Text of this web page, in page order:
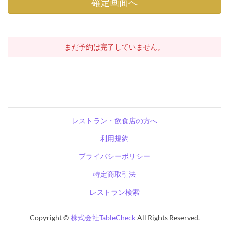
まだ予約は完了していません。
レストラン・飲食店の方へ
利用規約
プライバシーポリシー
特定商取引法
レストラン検索
Copyright ©株式会社TableCheckAll Rights Reserved.